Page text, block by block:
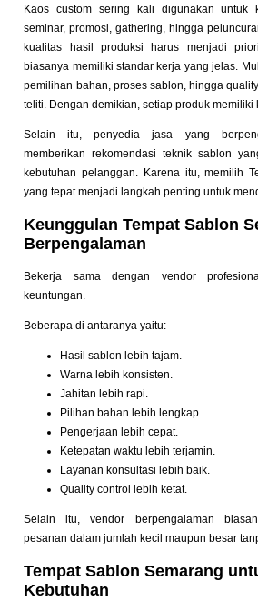
Kaos custom sering kali digunakan untuk
seminar, promosi, gathering, hingga
kualitas hasil produksi harus menjadi
biasanya memiliki standar kerja yang jelas.
pemilihan bahan, proses sablon, hingga
teliti. Dengan demikian, setiap produk memiliki
Selain itu, penyedia jasa yang
memberikan rekomendasi teknik sablon
kebutuhan pelanggan. Karena itu, memilih
yang tepat menjadi langkah penting untuk
Keunggulan Tempat Sablon
Berpengalaman
Bekerja sama dengan vendor
keuntungan.
Beberapa di antaranya yaitu:
Hasil sablon lebih tajam.
Warna lebih konsisten.
Jahitan lebih rapi.
Pilihan bahan lebih lengkap.
Pengerjaan lebih cepat.
Ketepatan waktu lebih terjamin.
Layanan konsultasi lebih baik.
Quality control lebih ketat.
Selain itu, vendor berpengalaman
pesanan dalam jumlah kecil maupun besar
Tempat Sablon Semarang
Kebutuhan